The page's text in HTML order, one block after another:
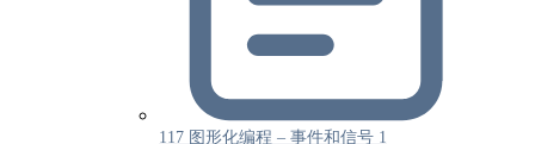
117 图形化编程 – 事件和信号 1